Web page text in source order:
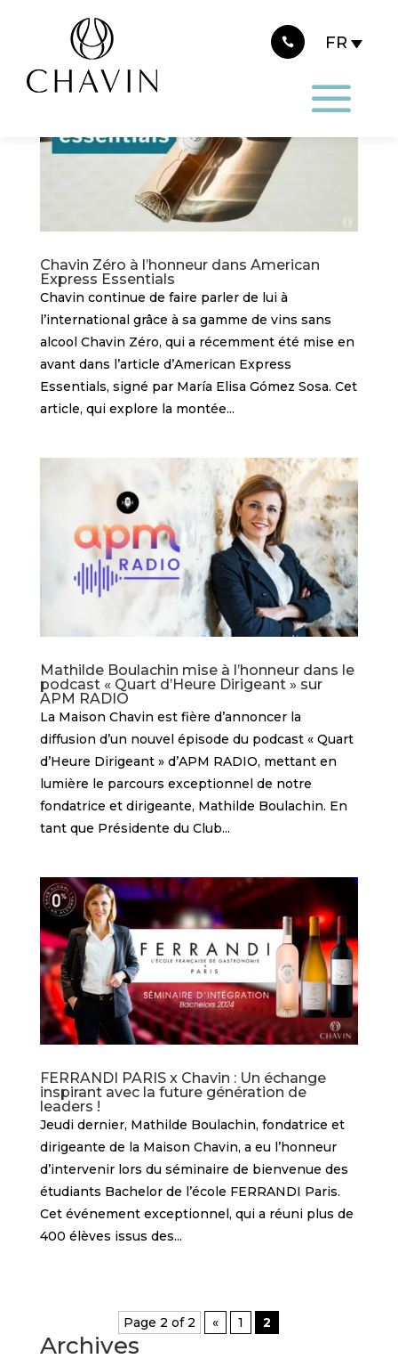
Chavin Zéro à l’honneur dans American
Express Essentials
Chavin continue de faire parler de lui à
l’international grâce à sa gamme de vins sans
alcool Chavin Zéro, qui a récemment été mise en
avant dans l’article d’American Express
Essentials, signé par María Elisa Gómez Sosa. Cet
article, qui explore la montée...
Mathilde Boulachin mise à l’honneur dans le
podcast « Quart d’Heure Dirigeant » sur
APM RADIO
La Maison Chavin est fière d’annoncer la
diffusion d’un nouvel épisode du podcast « Quart
d’Heure Dirigeant » d’APM RADIO, mettant en
lumière le parcours exceptionnel de notre
fondatrice et dirigeante, Mathilde Boulachin. En
tant que Présidente du Club...
FERRANDI PARIS x Chavin : Un échange
inspirant avec la future génération de
leaders !
Jeudi dernier, Mathilde Boulachin, fondatrice et
dirigeante de la Maison Chavin, a eu l’honneur
d’intervenir lors du séminaire de bienvenue des
étudiants Bachelor de l’école FERRANDI Paris.
Cet événement exceptionnel, qui a réuni plus de
400 élèves issus des...
Page 2 of 2 « 1 2
Archives